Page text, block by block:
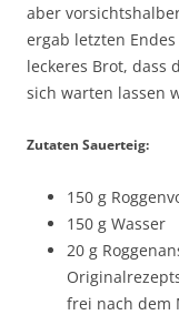
aber
ergab letzten
leckeres Brot, dass
sich warten lassen
Zutaten Sauerteig:
150 g
150 g Wasser
20 g
frei nach dem